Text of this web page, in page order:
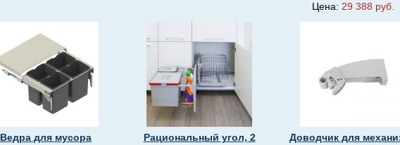
Цена: 29 388 руб.
Ведра для мусора
Рациональный угол, 2
Доводчик для